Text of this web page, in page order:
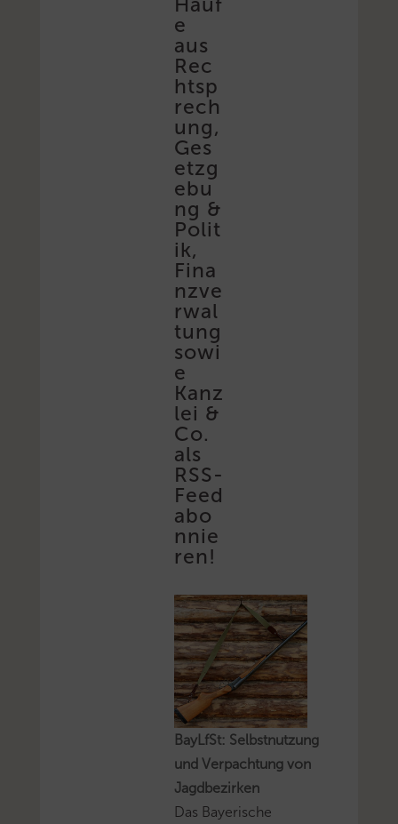
e
aus
Rec
htsp
rech
ung,
Ges
etzg
ebu
ng &
Polit
ik,
Fina
nzve
rwal
tung
sowi
e
Kanz
lei &
Co.
als
RSS-
Feed
abo
nnie
ren!
BayLfSt: Selbstnutzung
und Verpachtung von
Jagdbezirken
Das Bayerische